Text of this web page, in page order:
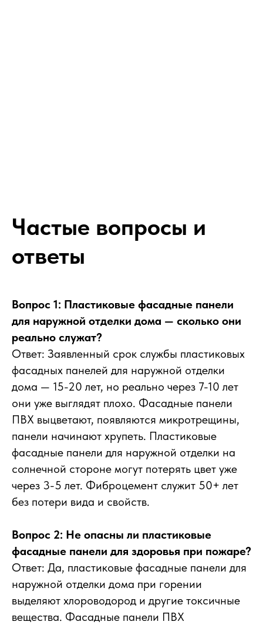
Частые вопросы и
ответы
Вопрос 1: Пластиковые фасадные панели
для наружной отделки дома — сколько они
реально служат?
Ответ: Заявленный срок службы пластиковых
фасадных панелей для наружной отделки
дома — 15-20 лет, но реально через 7-10 лет
они уже выглядят плохо. Фасадные панели
ПВХ выцветают, появляются микротрещины,
панели начинают хрупеть. Пластиковые
фасадные панели для наружной отделки на
солнечной стороне могут потерять цвет уже
через 3-5 лет. Фиброцемент служит 50+ лет
без потери вида и свойств.
Вопрос 2: Не опасны ли пластиковые
фасадные панели для здоровья при пожаре?
Ответ: Да, пластиковые фасадные панели для
наружной отделки дома при горении
выделяют хлороводород и другие токсичные
вещества. Фасадные панели ПВХ